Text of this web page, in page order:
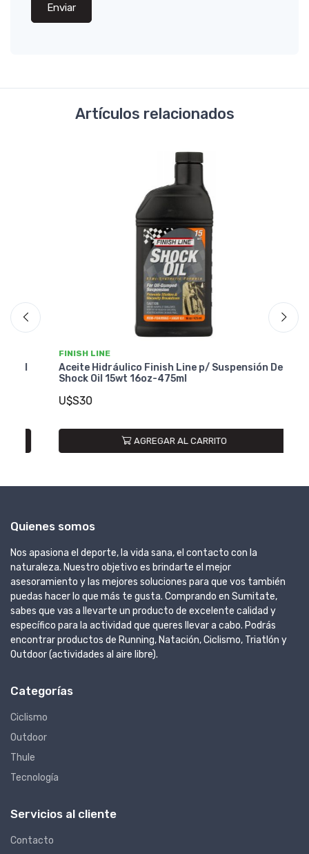
Enviar
Artículos relacionados
FINISH LINE
Aceite Hidráulico Finish Line p/ Suspensión Del
Shock Oil 15wt 16oz-475ml
U$S30
AGREGAR AL CARRITO
Quienes somos
Nos apasiona el deporte, la vida sana, el contacto con la
naturaleza. Nuestro objetivo es brindarte el mejor
asesoramiento y las mejores soluciones para que vos también
puedas hacer lo que más te gusta. Comprando en Sumitate,
sabes que vas a llevarte un producto de excelente calidad y
específico para la actividad que queres llevar a cabo. Podrás
encontrar productos de Running, Natación, Ciclismo, Triatlón y
Outdoor (actividades al aire libre).
Categorías
Ciclismo
Outdoor
Thule
Tecnología
Servicios al cliente
Contacto